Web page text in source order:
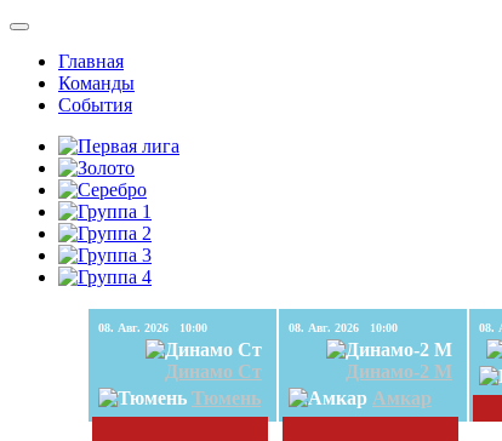
Главная
Команды
События
08. Авг. 2026 10:00
Динамо Ст
Тюмень
08. Авг. 2026 10:00
Динамо-2 М
Амкар